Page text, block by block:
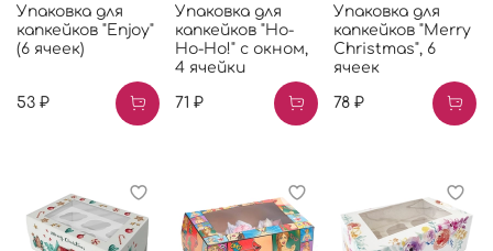
Упаковка для
капкейков "Enjoy"
(6 ячеек)
53 ₽
Упаковка для
капкейков "Ho-
Ho-Ho!" с окном,
4 ячейки
71 ₽
Упаковка для
капкейков "Merry
Christmas", 6
ячеек
78 ₽